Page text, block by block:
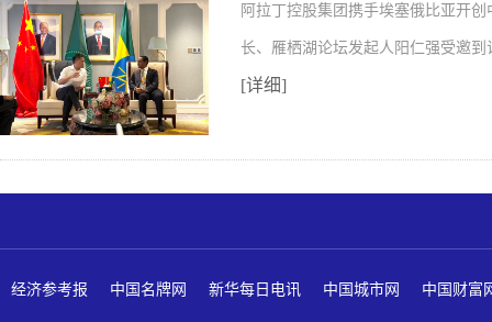
阿拉丁控股集团携手埃塞俄比亚开
长、雁栖湖论坛发起人阳仁强受邀
[详细]
经济参考报 中国名牌网 新华每日电讯 中国城市网 中国财富